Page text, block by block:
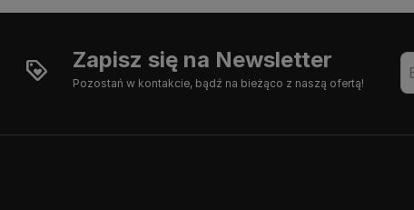
Zapisz się na Newsletter
Pozostań w kontakcie, bądź na bieżąco z naszą ofertą!